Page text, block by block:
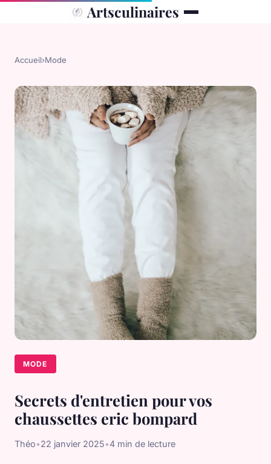
Artsculinaires
Accueil›Mode
MODE
Secrets d'entretien pour vos
chaussettes eric bompard
Théo•22 janvier 2025•4 min de lecture